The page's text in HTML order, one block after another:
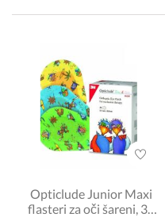
Opticlude Junior Maxi
flasteri za oči šareni, 30